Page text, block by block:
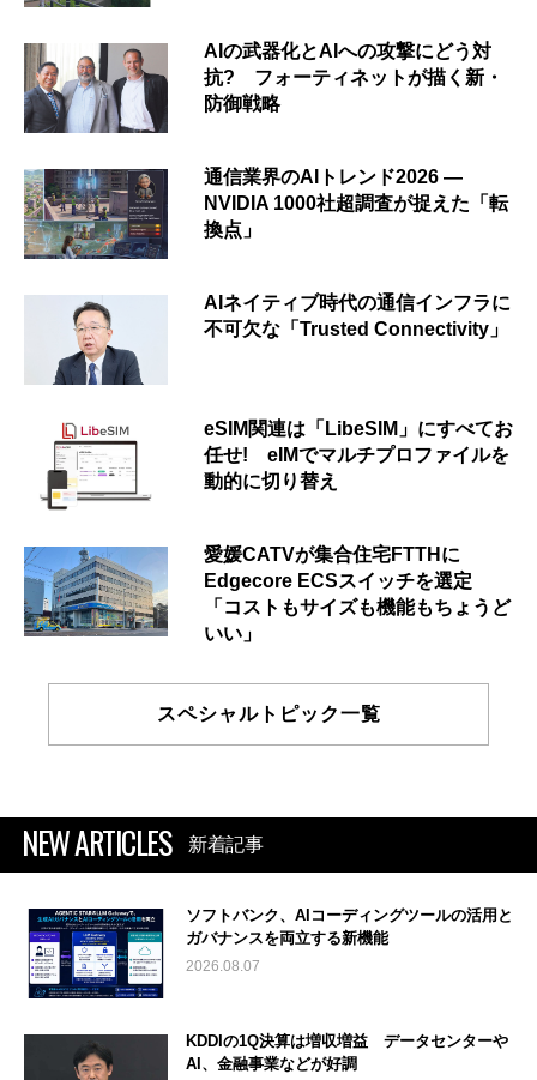
AIの武器化とAIへの攻撃にどう対
抗? フォーティネットが描く新・
防御戦略
通信業界のAIトレンド2026 ―
NVIDIA 1000社超調査が捉えた「転
換点」
AIネイティブ時代の通信インフラに
不可欠な「Trusted Connectivity」
eSIM関連は「LibeSIM」にすべてお
任せ! eIMでマルチプロファイルを
動的に切り替え
愛媛CATVが集合住宅FTTHに
Edgecore ECSスイッチを選定
「コストもサイズも機能もちょうど
いい」
スペシャルトピック一覧
NEW ARTICLES 新着記事
ソフトバンク、AIコーディングツールの活用と
ガバナンスを両立する新機能
2026.08.07
KDDIの1Q決算は増収増益 データセンターや
AI、金融事業などが好調